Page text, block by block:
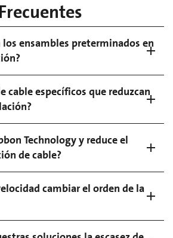
los ensambles preterminados en
cable específicos que reduzcan
Technology y reduce el
de cable?
cambiar el orden de la